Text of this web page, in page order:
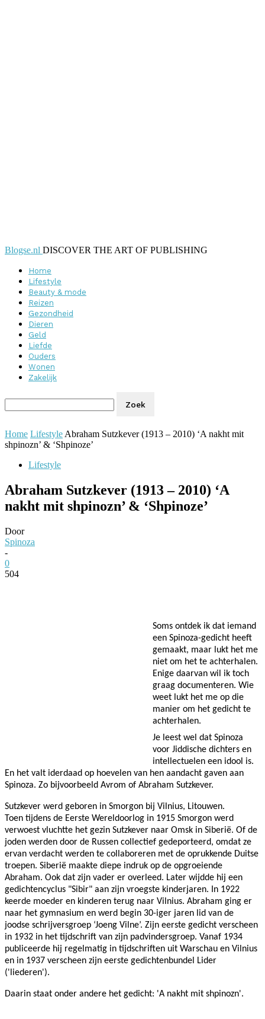
Blogse.nl DISCOVER THE ART OF PUBLISHING
Home
Lifestyle
Beauty & mode
Reizen
Gezondheid
Dieren
Geld
Liefde
Ouders
Wonen
Zakelijk
Home Lifestyle Abraham Sutzkever (1913 – 2010) ‘A nakht mit
shpinozn’ & ‘Shpinoze’
Lifestyle
Abraham Sutzkever (1913 – 2010) ‘A
nakht mit shpinozn’ & ‘Shpinoze’
Door
Spinoza
-
0
504
Soms ontdek ik dat iemand
een Spinoza-gedicht heeft
gemaakt, maar lukt het me
niet om het te achterhalen.
Enige daarvan wil ik toch
graag documenteren. Wie
weet lukt het me op die
manier om het gedicht te
achterhalen.
Je leest wel dat Spinoza
voor Jiddische dichters en
intellectuelen een idool is.
En het valt iderdaad op hoevelen van hen aandacht gaven aan
Spinoza. Zo bijvoorbeeld Avrom of Abraham Sutzkever.
Sutzkever werd geboren in Smorgon bij Vilnius, Litouwen.
Toen tijdens de Eerste Wereldoorlog in 1915 Smorgon werd
verwoest vluchtte het gezin Sutzkever naar Omsk in Siberië. Of de
joden werden door de Russen collectief gedeporteerd, omdat ze
ervan verdacht werden te collaboreren met de oprukkende Duitse
troepen. Siberië maakte diepe indruk op de opgroeiende
Abraham. Ook dat zijn vader er overleed. Later wijdde hij een
gedichtencyclus "Sibir" aan zijn vroegste kinderjaren. In 1922
keerde moeder en kinderen terug naar Vilnius. Abraham ging er
naar het gymnasium en werd begin 30-iger jaren lid van de
joodse schrijversgroep ‘Joeng Vilne’. Zijn eerste gedicht verscheen
in 1932 in het tijdschrift van zijn padvindersgroep. Vanaf 1934
publiceerde hij regelmatig in tijdschriften uit Warschau en Vilnius
en in 1937 verscheen zijn eerste gedichtenbundel Lider
('liederen').
Daarin staat onder andere het gedicht: 'A nakht mit shpinozn'.